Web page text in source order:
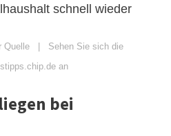
schnell wieder
Quelle | Sehen Sie sich die
an
bei